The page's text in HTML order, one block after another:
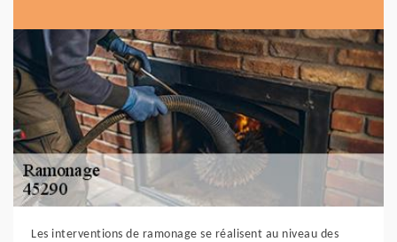
Les interventions de ramonage se réalisent au niveau des